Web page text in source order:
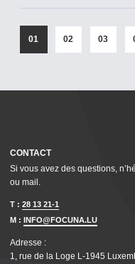
01 02 03
CONTACT
Si vous avez des questions,
ou mail.
T : 28 13 21-1
M :
INFO@FOCUNA.LU
Adresse :
1, rue de la Loge L‑1945